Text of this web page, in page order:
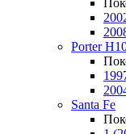
Porter
Santa Fe